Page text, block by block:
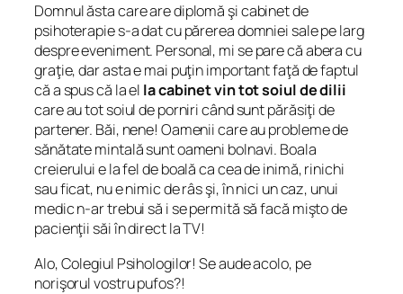
Domnul ăsta care are diplomă şi cabinet de
psihoterapie s-a dat cu părerea domniei sale pe larg
despre eveniment. Personal, mi se pare că abera cu
graţie, dar asta e mai puţin important faţă de faptul
că a spus că la el la cabinet vin tot soiul de dilii
care au tot soiul de porniri când sunt părăsiţi de
partener. Băi, nene! Oamenii care au probleme de
sănătate mintală sunt oameni bolnavi. Boala
creierului e la fel de boală ca cea de inimă, rinichi
sau ficat, nu e nimic de râs şi, în nici un caz, unui
medic n-ar trebui să i se permită să facă mişto de
pacienţii săi în direct la TV!
Alo, Colegiul Psihologilor! Se aude acolo, pe
norişorul vostru pufos?!